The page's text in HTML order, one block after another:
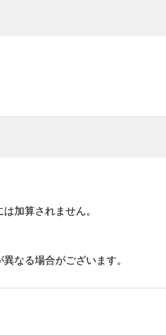
加算されません。
なる場合がございます。